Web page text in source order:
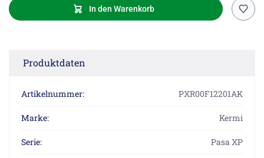
In den Warenkorb
Produktdaten
Artikelnummer: PXR00F12201AK
Marke: Kermi
Serie: Pasa XP